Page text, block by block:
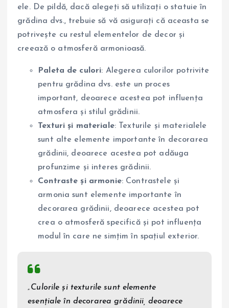
ele. De pildă, dacă alegeți să utilizați o statuie în
grădina dvs., trebuie să vă asigurați că aceasta se
potrivește cu restul elementelor de decor și
creează o atmosferă armonioasă.
Paleta de culori: Alegerea culorilor potrivite
pentru grădina dvs. este un proces
important, deoarece acestea pot influența
atmosfera și stilul grădinii.
Texturi și materiale: Texturile și materialele
sunt alte elemente importante în decorarea
grădinii, deoarece acestea pot adăuga
profunzime și interes grădinii.
Contraste și armonie: Contrastele și
armonia sunt elemente importante în
decorarea grădinii, deoarece acestea pot
crea o atmosferă specifică și pot influența
modul în care ne simțim în spațiul exterior.
„Culorile și texturile sunt elemente
esențiale în decorarea grădinii, deoarece